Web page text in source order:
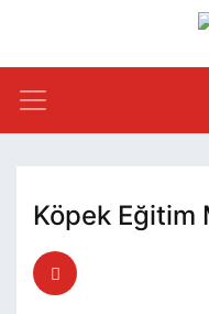
Köpek Eğitim